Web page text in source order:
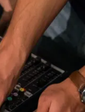
dat de
heeft erkend
van een
regeling.